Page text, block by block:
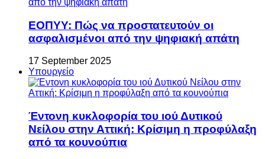
ΕΟΠΥΥ: Πώς να προστατευτούν οι
ασφαλισμένοι από την ψηφιακή απάτη
17 September 2025
Υπουργείο
Έντονη κυκλοφορία του ιού Δυτικού
Νείλου στην Αττική: Κρίσιμη η προφύλαξη
από τα κουνούπια